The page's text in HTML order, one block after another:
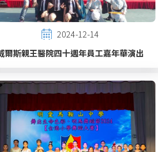
2024-12-14
爾斯親王醫院四十週年員工嘉年華演出